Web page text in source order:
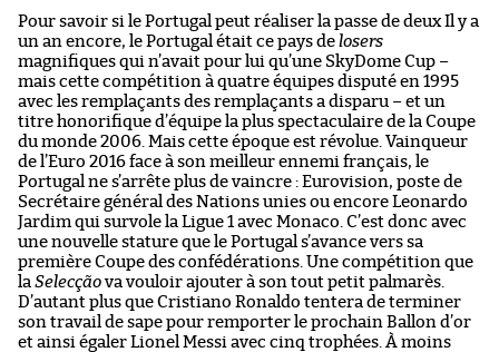
Pour savoir si le Portugal peut réaliser la passe de deux Il y a
un an encore, le Portugal était ce pays de losers
magnifiques qui n’avait pour lui qu’une SkyDome Cup –
mais cette compétition à quatre équipes disputé en 1995
avec les remplaçants des remplaçants a disparu – et un
titre honorifique d’équipe la plus spectaculaire de la Coupe
du monde 2006. Mais cette époque est révolue. Vainqueur
de l’Euro 2016 face à son meilleur ennemi français, le
Portugal ne s’arrête plus de vaincre : Eurovision, poste de
Secrétaire général des Nations unies ou encore Leonardo
Jardim qui survole la Ligue 1 avec Monaco. C’est donc avec
une nouvelle stature que le Portugal s’avance vers sa
première Coupe des confédérations. Une compétition que
la Selecção va vouloir ajouter à son tout petit palmarès.
D’autant plus que Cristiano Ronaldo tentera de terminer
son travail de sape pour remporter le prochain Ballon d’or
et ainsi égaler Lionel Messi avec cinq trophées. À moins